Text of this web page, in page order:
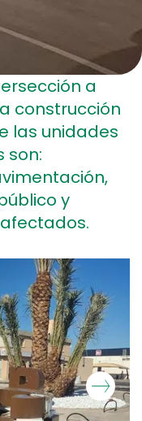
a
construcción
las unidades
son:
y